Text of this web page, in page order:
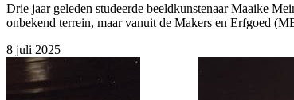
Drie jaar geleden studeerde beeldkunstenaar Maaike
onbekend terrein, maar vanuit de Makers en Erfgoed
8 juli 2025